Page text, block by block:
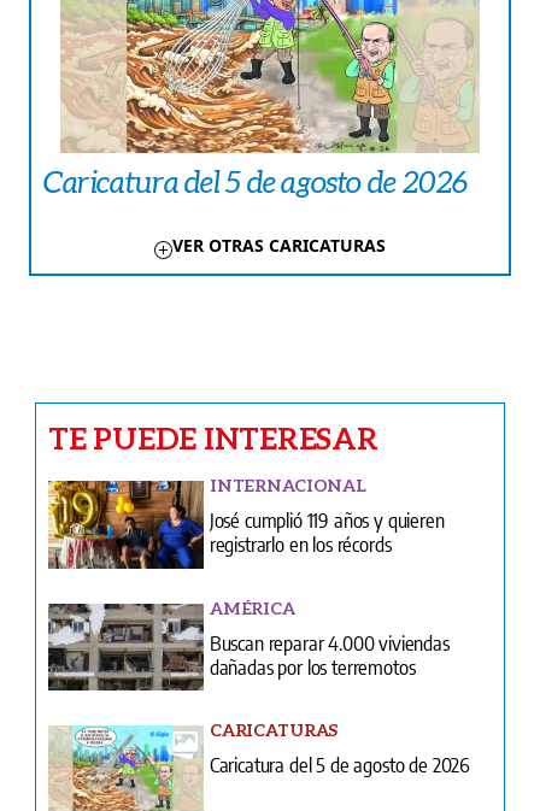
Caricatura del 5 de agosto de 2026
VER OTRAS CARICATURAS
José cumplió 119 años y quieren
registrarlo en los récords
AMÉRICA
Buscan reparar 4.000 viviendas
dañadas por los terremotos
CARICATURAS
Caricatura del 5 de agosto de 2026
CURIOSIDADES
Coloca una moneda en tu zapato